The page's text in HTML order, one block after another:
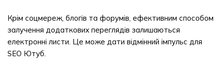
Крім соцмереж, блогів та форумів, ефективним способом
залучення додаткових переглядів залишаються
електронні листи. Це може дати відмінний імпульс для
SEO Ютуб.